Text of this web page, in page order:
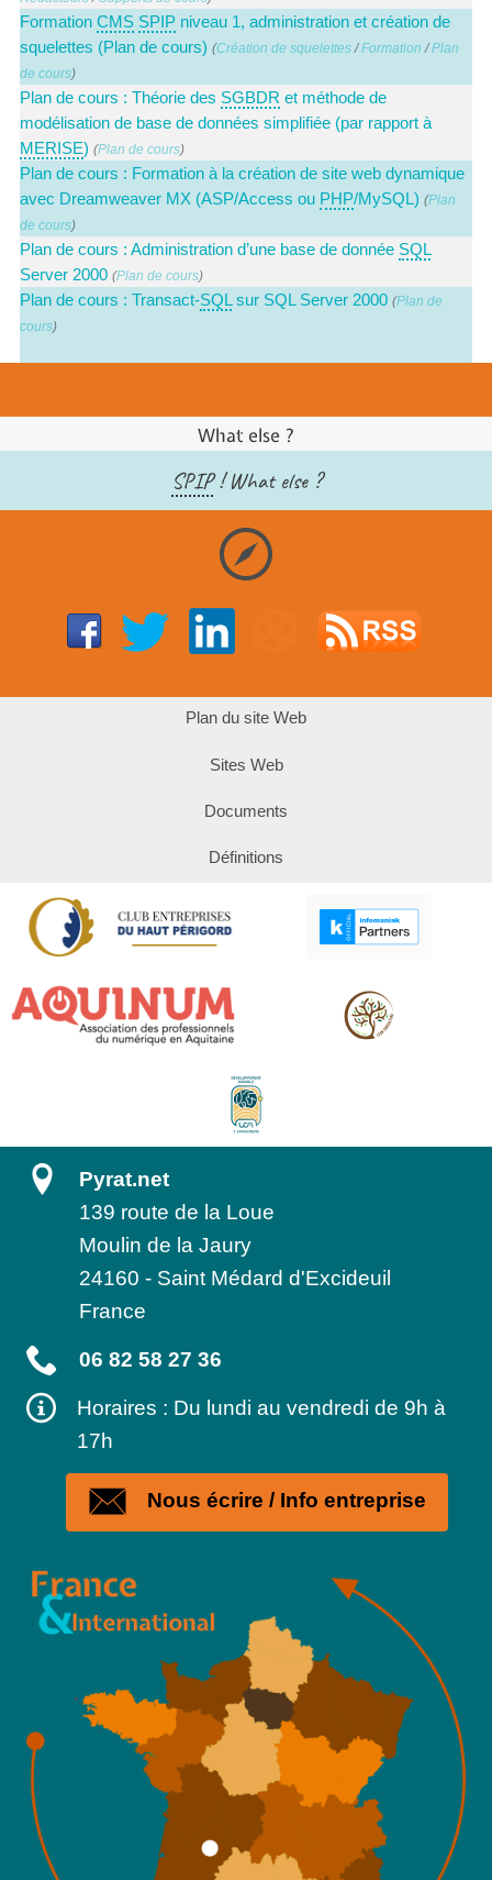
FormationCMS SPIP niveau 1, administration et création de
squelettes (Plan de cours) (Création de squelettes/Formation /Plan
de cours)
Plan de cours : Théorie des SGBDR et méthode de
modélisation de base de données simplifiée (par rapport à
MERISE) (Plan de cours)
Plan de cours : Formation à la création de site web dynamique
avec Dreamweaver MX (ASP/Access ou PHP/MySQL) (Plan
de cours)
Plan de cours : Administration d’une base de donnée SQL
Server 2000 (Plan de cours)
Plan de cours : Transact-SQLsur SQL Server 2000 (Plan de
cours)
What else ?
SPIP! What else ?
Plan du site Web
Sites Web
Documents
Définitions
Pyrat.net
139 route de la Loue
Moulin de la Jaury
24160 - Saint Médard d'Excideuil
France
06 82 58 27 36
Horaires : Du lundi au vendredi de 9h à
17h
Nous écrire / Info entreprise